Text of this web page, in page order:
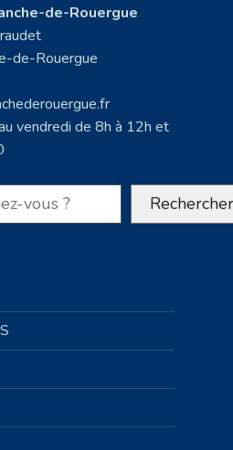
de-Rouergue
de-Rouergue
vendredi de 8h à 12h et
Rechercher